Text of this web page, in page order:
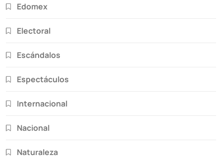
Edomex
Electoral
Escándalos
Espectáculos
Internacional
Nacional
Naturaleza